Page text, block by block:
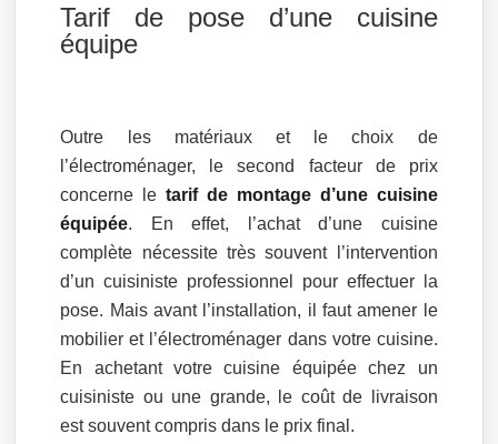
Tarif de pose d’une cuisine
équipe
Outre les matériaux et le choix de
l’électroménager, le second facteur de prix
concerne letarif de montage d’une cuisine
équipée. En effet, l’achat d’une cuisine
complète nécessite très souvent l’intervention
d’un cuisiniste professionnel pour effectuer la
pose. Mais avant l’installation, il faut amener le
mobilier et l’électroménager dans votre cuisine.
En achetant votre cuisine équipée chez un
cuisiniste ou une grande, le coût de livraison
est souvent compris dans le prix final.